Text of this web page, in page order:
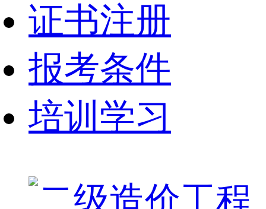
证书注册
报考条件
培训学习